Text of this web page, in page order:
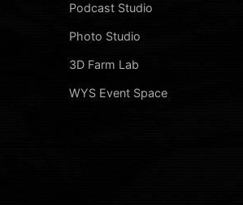
Podcast Studio
Photo Studio
3D Farm Lab
WYS Event Space